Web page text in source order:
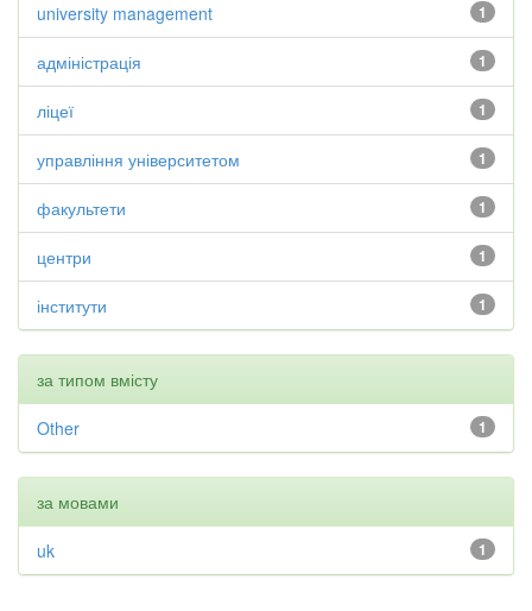
1
university management
1
адміністрація
1
ліцеї
1
управління університетом
1
факультети
1
центри
1
інститути
за типом вмісту
1
Other
за мовами
1
uk